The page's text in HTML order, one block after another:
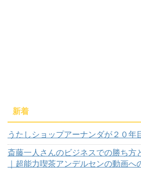
新着
うたしショップアーナンダが２０年
斎藤一人さんのビジネスでの勝ち方
｜超能力喫茶アンデルセンの動画